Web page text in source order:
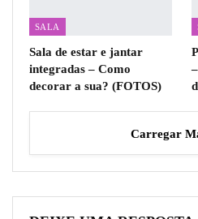
SALA
Sala de estar e jantar
integradas – Como
decorar a sua? (FOTOS)
Carregar